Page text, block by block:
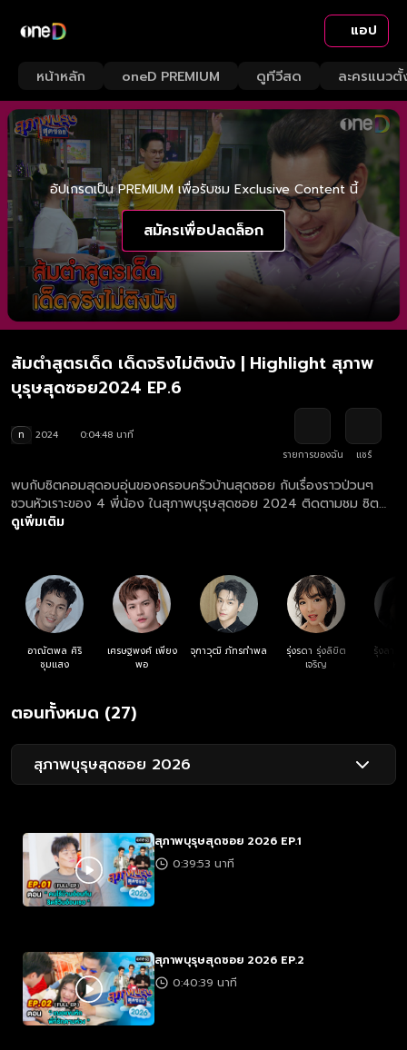
แอป
หน้าหลัก oneD PREMIUM ดูทีวีสด ละครแนวตั้
อัปเกรดเป็น PREMIUM เพื่อรับชม Exclusive Content นี้
สมัครเพื่อปลดล็อก
ส้มตำสูตรเด็ด เด็ดจริงไม่ติงนัง | Highlight สุภาพ
บุรุษสุดซอย2024 EP.6
ท 2024
0:04:48 นาที
รายการของฉัน
แชร์
พบกับซิตคอมสุดอบอุ่นของครอบครัวบ้านสุดซอย กับเรื่องราวป่วนๆ
ชวนหัวเราะของ 4 พี่น้อง ในสุภาพบุรุษสุดซอย 2024 ติดตามชม ซิต
คอมสุภาพบุรุษสุดซอย 2024 ครบทุกตอน ฟรี! ที่แรก ที่เดียว ทาง
ดูเพิ่มเติม
อาณัตพล ศิริ
ชุมแสง
เศรษฐพงศ์ เพียง
พอ
จุฑาวุฒิ ภัทรกำพล
รุ่งรดา รุ่งลิขิต
เจริญ
รุ้งลาวั
ตอนทั้งหมด (27)
สุภาพบุรุษสุดซอย 2026
สุภาพบุรุษสุดซอย 2026 EP.1
0:39:53 นาที
สุภาพบุรุษสุดซอย 2026 EP.2
0:40:39 นาที